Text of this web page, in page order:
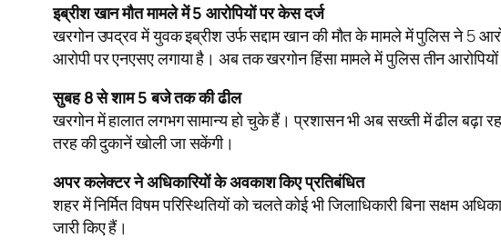
इब्रीश खान मौत मामले में 5 आरोपियों पर केस दर्ज
खरगोन उपद्रव में युवक इब्रीश उर्फ सद्दाम खान की मौत के मामले में पुलिस ने 5
आरोपी पर एनएसए लगाया है। अब तक खरगोन हिंसा मामले में पुलिस तीन
सुबह 8 से शाम 5 बजे तक की ढील
खरगोन में हालात लगभग सामान्य हो चुके हैं। प्रशासन भी अब सख्ती में ढील
तरह की दुकानें खोली जा सकेंगी।
अपर कलेक्टर ने अधिकारियों के अवकाश किए प्रतिबंधित
शहर में निर्मित विषम परिस्थितियों को चलते कोई भी जिलाधिकारी बिना
जारी किए हैं।